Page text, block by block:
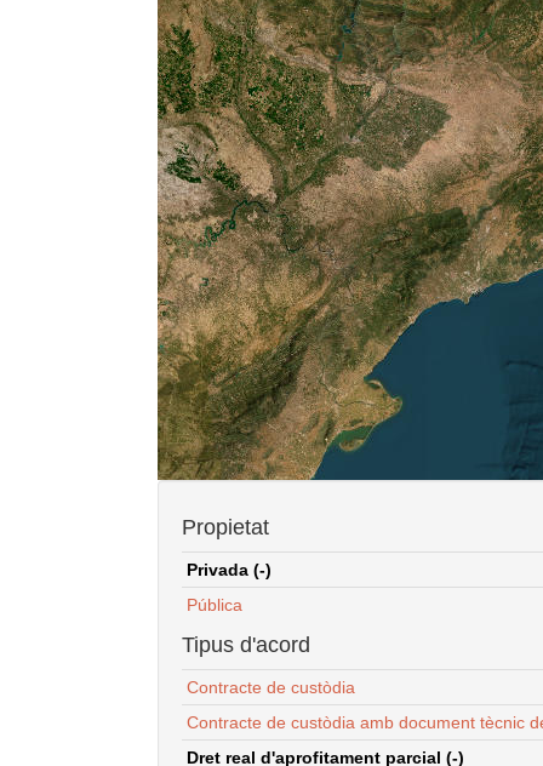
Propietat
Privada (-)
Pública
Tipus d'acord
Contracte de custòdia
Contracte de custòdia amb document tècnic
Dret real d'aprofitament parcial (-)